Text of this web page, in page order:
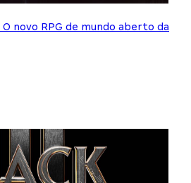
novo RPG de mundo aberto da